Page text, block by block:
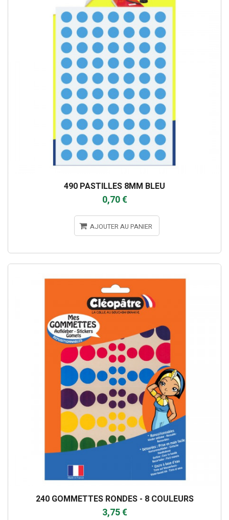
490 PASTILLES 8MM BLEU
0,70 €
AJOUTER AU PANIER
240 GOMMETTES RONDES - 8 COULEURS
3,75 €